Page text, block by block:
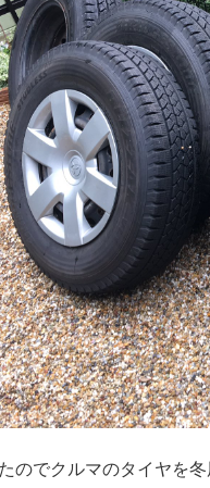
のでクルマのタイヤを